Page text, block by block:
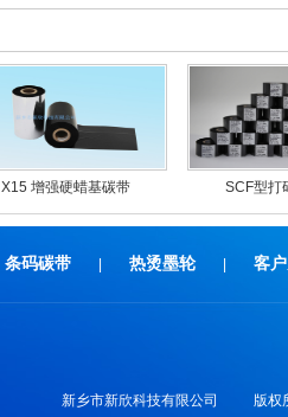
X15 增强硬蜡基碳带 SCF型打
条码碳带 热烫墨轮 客
新乡市新欣科技有限公司
版权